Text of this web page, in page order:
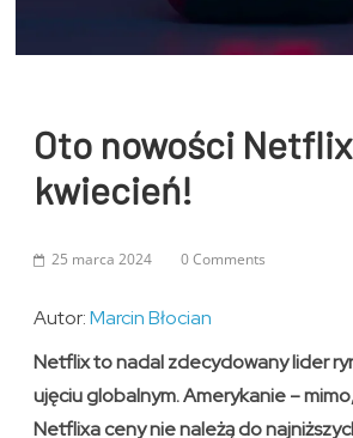
Oto nowości
kwiecień!
25 marca 2024 0 Comments
Autor:Marcin Błocian
Netflix to nadal zdecydowany lider
ujęciu globalnym. Amerykanie –
Netflixa ceny nie należą do